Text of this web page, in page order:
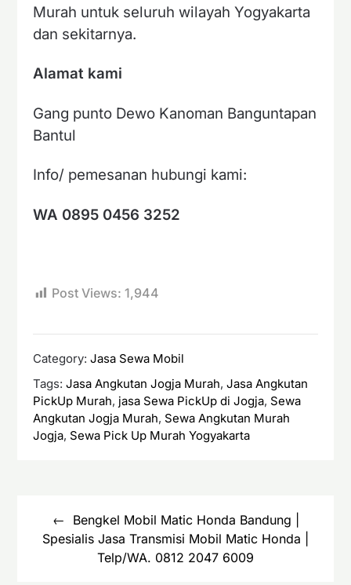
Murah untuk seluruh wilayah Yogyakarta
dan sekitarnya.
Alamat kami
Gang punto Dewo Kanoman Banguntapan
Bantul
Info/ pemesanan hubungi kami:
WA 0895 0456 3252
Post Views: 1,944
Category:Jasa Sewa Mobil
Tags:Jasa Angkutan Jogja Murah,Jasa Angkutan
PickUp Murah, jasa Sewa PickUp di Jogja, Sewa
Angkutan Jogja Murah, Sewa Angkutan Murah
Jogja, Sewa Pick Up Murah Yogyakarta
Bengkel Mobil Matic Honda Bandung |
Spesialis Jasa Transmisi Mobil Matic Honda |
Telp/WA. 0812 2047 6009